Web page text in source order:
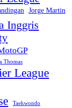
Jorge Martin
Inggris
Thomas
League
Taekwondo